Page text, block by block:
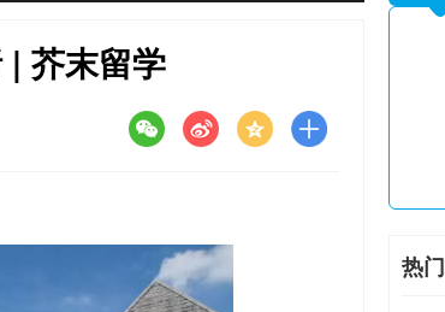
| 芥末留学
热